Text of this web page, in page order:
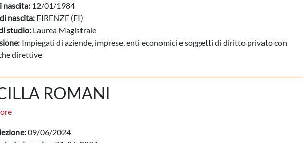
nascita: 12/01/1984
nascita: FIRENZE (FI)
studio: Laurea Magistrale
Impiegati di aziende, imprese, enti economici e soggetti di diritto privato con
direttive
ROMANI
09/06/2024